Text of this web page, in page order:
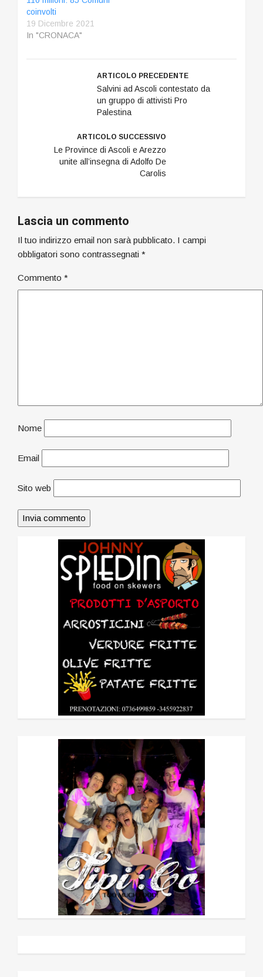
coinvolti
19 Dicembre 2021
In "CRONACA"
ARTICOLO PRECEDENTE
Salvini ad Ascoli contestato da
un gruppo di attivisti Pro
Palestina
ARTICOLO SUCCESSIVO
Le Province di Ascoli e Arezzo
unite all’insegna di Adolfo De
Carolis
Lascia un commento
Il tuo indirizzo email non sarà pubblicato. I campi
obbligatori sono contrassegnati *
Commento *
Nome
Email
Sito web